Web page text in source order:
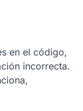
en el código,
incorrecta.